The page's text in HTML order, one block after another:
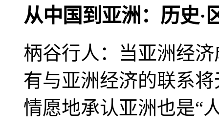
从中国到亚洲：历史·
柄谷行人：当亚洲经
有与亚洲经济的联系
情愿地承认亚洲也是“